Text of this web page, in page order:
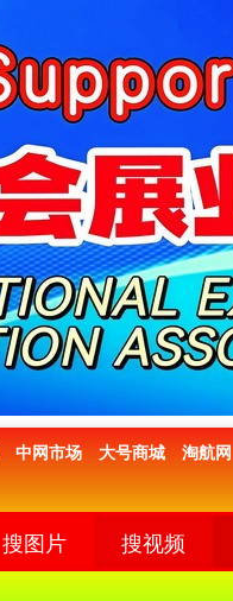
中网市场 大号商城 淘航网